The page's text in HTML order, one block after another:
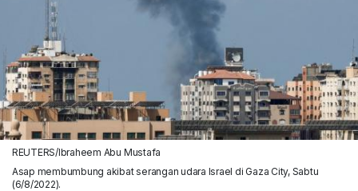
REUTERS/Ibraheem Abu Mustafa
Asap membumbung akibat serangan udara Israel di Gaza City, Sabtu
(6/8/2022).